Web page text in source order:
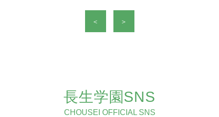
＜ ＞
長生学園SNS
CHOUSEI OFFICIAL SNS